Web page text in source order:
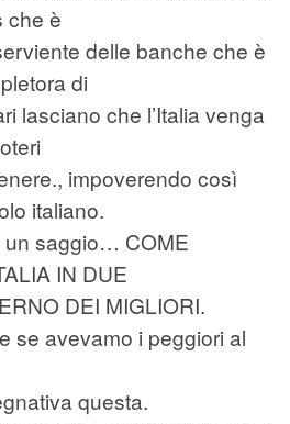
che è
delle banche che è
di
lasciano che l’Italia venga
impoverendo così
italiano.
un saggio… COME
IN DUE
DEI MIGLIORI.
se avevamo i peggiori al
questa.